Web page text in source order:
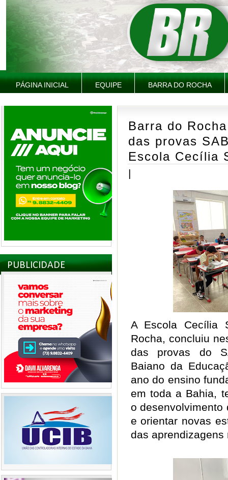
PÁGINA INICIAL EQUIPE BARRA DO ROCHA
PUBLICIDADE
Barra do
das provas
Escola Cecília
|
A Escola Cecília
Rocha, concluiu
das provas do
Baiano da
ano do ensino
em toda a Bahia,
o desenvolvimento
e orientar novas
das